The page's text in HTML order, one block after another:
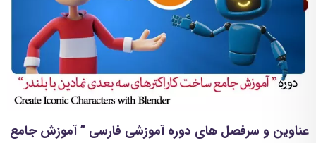
عناوین و سرفصل های دوره آموزشی فارسی ” آموزش جامع